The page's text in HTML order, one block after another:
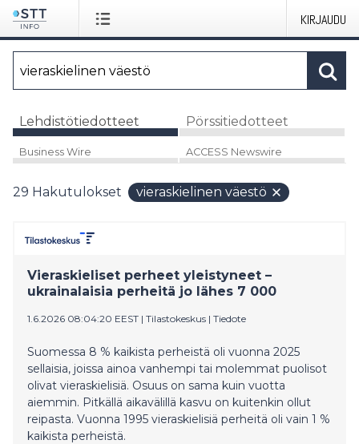
KIRJAUDU
Lehdistötiedotteet Pörssitiedotteet
Business Wire ACCESS Newswire
29 Hakutulokset vieraskielinen väestö
Vieraskieliset perheet yleistyneet –
ukrainalaisia perheitä jo lähes 7 000
1.6.2026 08:04:20 EEST | Tilastokeskus | Tiedote
Suomessa 8 % kaikista perheistä oli vuonna 2025
sellaisia, joissa ainoa vanhempi tai molemmat puolisot
olivat vieraskielisiä. Osuus on sama kuin vuotta
aiemmin. Pitkällä aikavälillä kasvu on kuitenkin ollut
reipasta. Vuonna 1995 vieraskielisiä perheitä oli vain 1 %
kaikista perheistä.